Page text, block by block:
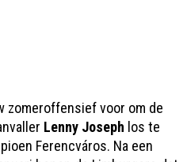
zomeroffensief voor om de
Lenny Joseph los te
Ferencváros. Na een